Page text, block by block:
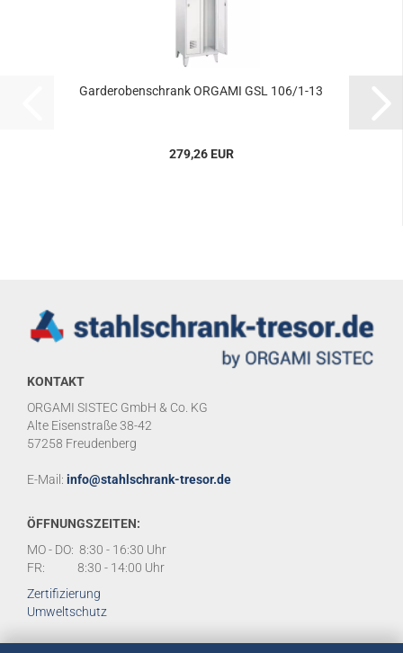
Gar­de­ro­ben­schrank OR­GA­MI GSL 106/1-13
279,26 EUR
KONTAKT
ORGAMI SISTEC GmbH & Co. KG
Alte Eisenstraße 38-42
57258 Freudenberg
E-Mail: info@stahlschrank-tresor.de
ÖFFNUNGSZEITEN:
MO - DO: 8:30 - 16:30 Uhr
FR: 8:30 - 14:00 Uhr
Zertifizierung
Umweltschutz